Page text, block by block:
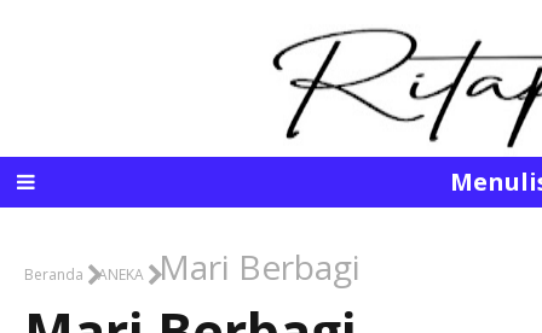
Beranda ANEKA Mari Berbagi